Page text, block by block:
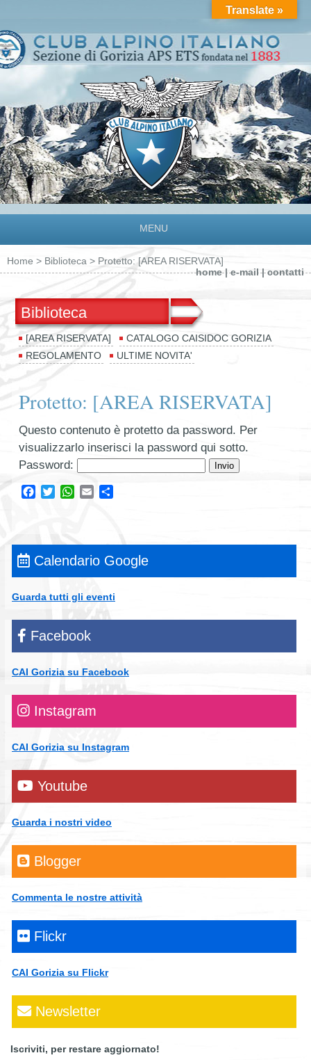
MENU
Home > Biblioteca > Protetto: [AREA RISERVATA]
home|e-mail|contatti
Biblioteca
[AREA RISERVATA]
CATALOGO CAISIDOC GORIZIA
REGOLAMENTO
ULTIME NOVITA'
Protetto: [AREA RISERVATA]
Questo contenuto è protetto da password. Per
visualizzarlo inserisci la password qui sotto.
Password:
Facebook
TwitterWhatsApp
Email
Calendario Google
Guarda tutti gli eventi
Facebook
CAI Gorizia su Facebook
Instagram
CAI Gorizia su Instagram
Youtube
Guarda i nostri video
Blogger
Commenta le nostre attività
Flickr
CAI Gorizia su Flickr
Newsletter
Iscriviti, per restare aggiornato!
Translate »